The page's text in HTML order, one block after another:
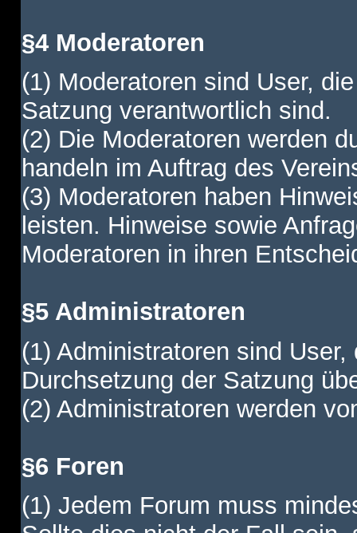
§4 Moderatoren
(1) Moderatoren sind User,
Satzung verantwortlich sind.
(2) Die Moderatoren werden
handeln im Auftrag des
(3) Moderatoren haben
leisten. Hinweise sowie
Moderatoren in ihren
§5 Administratoren
(1) Administratoren sind
Durchsetzung der Satzung
(2) Administratoren werden
§6 Foren
(1) Jedem Forum muss